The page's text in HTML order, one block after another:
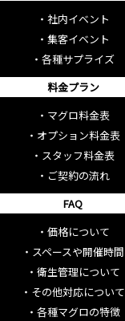
・ 社内イベント
・ 集客イベント
・ 各種サプライズ
料金プラン
・ マグロ料金表
・ オプション料金表
・ スタッフ料金表
・ ご契約の流れ
FAQ
・ 価格について
・ スペースや開催時間
・ 衛生管理について
・ その他対応について
・ 各種マグロの特徴